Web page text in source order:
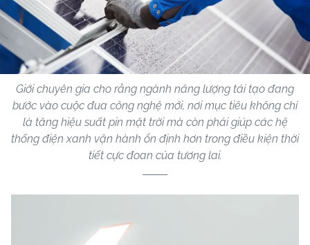
Giới chuyên gia cho rằng ngành năng lượng tái tạo đang
bước vào cuộc đua công nghệ mới, nơi mục tiêu không chỉ
là tăng hiệu suất pin mặt trời mà còn phải giúp các hệ
thống điện xanh vận hành ổn định hơn trong điều kiện thời
tiết cực đoan của tương lai.